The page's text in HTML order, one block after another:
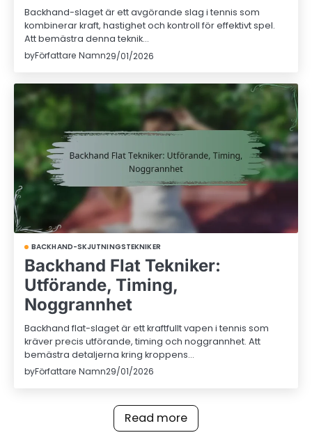
Backhand-slaget är ett avgörande slag i tennis som
kombinerar kraft, hastighet och kontroll för effektivt spel.
Att bemästra denna teknik…
byFörfattare Namn29/01/2026
BACKHAND-SKJUTNINGSTEKNIKER
Backhand Flat Tekniker:
Utförande, Timing,
Noggrannhet
Backhand flat-slaget är ett kraftfullt vapen i tennis som
kräver precis utförande, timing och noggrannhet. Att
bemästra detaljerna kring kroppens…
byFörfattare Namn29/01/2026
Read more